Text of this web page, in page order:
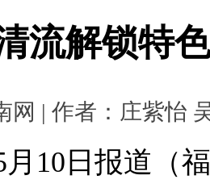
流解锁特
网 | 作者：庄紫怡
月10日报道（